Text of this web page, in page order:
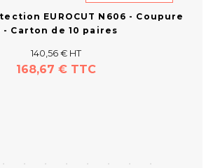
EUROCUT N606 - Coupure
- Carton de 10 paires
140,56 € HT
168,67 € TTC